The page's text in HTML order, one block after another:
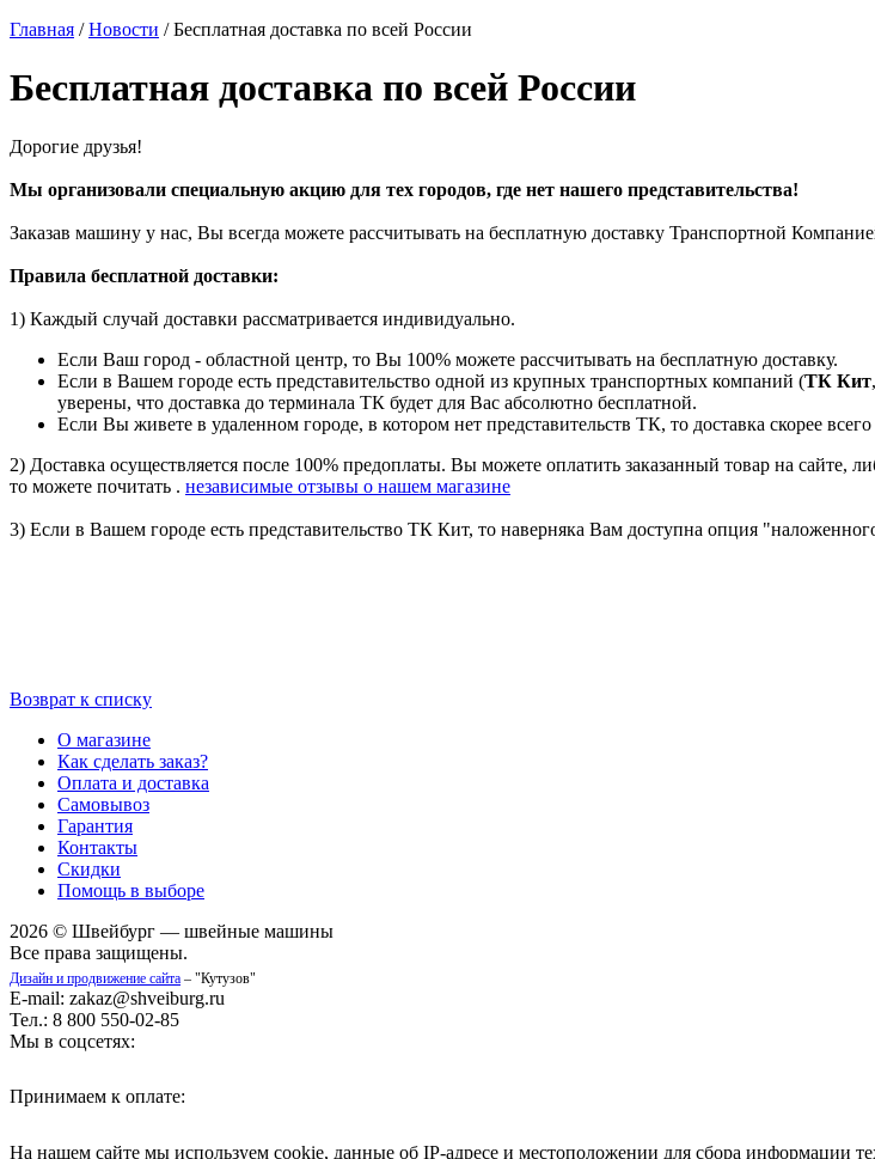
Главная /Новости /Бесплатная доставка по всей России
Бесплатная доставка по всей России
Дорогие друзья!
Мы организовали специальную акцию для тех городов, где нет нашего представительcтва!
Заказав машину у нас, Вы всегда можете рассчитывать на бесплатную доставку Транспортной
Правила бесплатной доставки:
1) Каждый случай доставки рассматривается индивидуально.
Если Ваш город - областной центр, то Вы 100% можете рассчитывать на бесплатную доставку.
Если в Вашем городе есть представительство одной из крупных транспортных компаний (ТК Кит,
уверены, что доставка до терминала ТК будет для Вас абсолютно бесплатной.
Если Вы живете в удаленном городе, в котором нет представительств ТК, то доставка скорее
2) Доставка осуществляется после 100% предоплаты. Вы можете оплатить заказанный товар на
то можете почитать . независимые отзывы о нашем магазине
3) Если в Вашем городе есть представительство ТК Кит, то наверняка Вам доступна опция
Возврат к списку
О магазине
Как сделать заказ?
Оплата и доставка
Самовывоз
Гарантия
Контакты
Скидки
Помощь в выборе
2026 © Швейбург — швейные машины
Все права защищены.
Дизайн и продвижение сайта – "Кутузов"
E-mail: zakaz@shveiburg.ru
Тел.: 8 800 550-02-85
Мы в соцсетях:
Принимаем к оплате:
На нашем сайте мы используем cookie, данные об IP-адресе и местоположении для сбора информации